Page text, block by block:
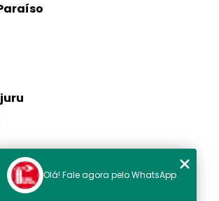
Mato Dentro
Olá! Fale agora pelo WhatsApp